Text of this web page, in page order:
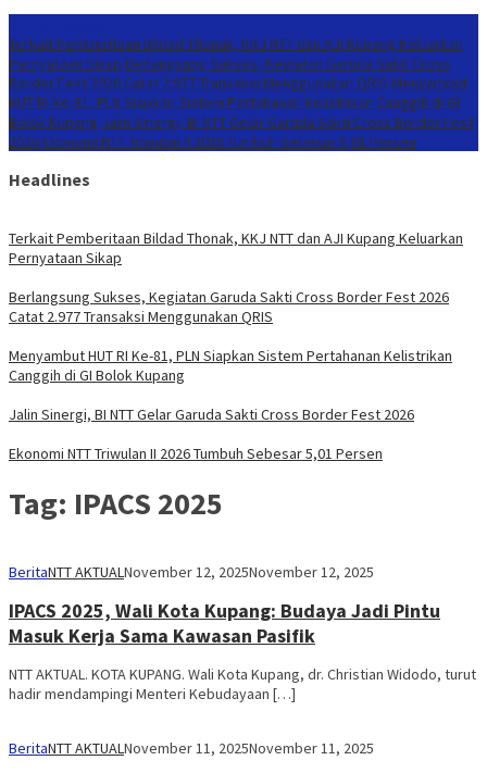
Terkait Pemberitaan Bildad Thonak, KKJ NTT dan AJI Kupang Keluarkan
Pernyataan Sikap Berlangsung Sukses, Kegiatan Garuda Sakti Cross
Border Fest 2026 Catat 2.977 Transaksi Menggunakan QRIS Menyambut
HUT RI Ke-81, PLN Siapkan Sistem Pertahanan Kelistrikan Canggih di GI
Bolok Kupang Jalin Sinergi, BI NTT Gelar Garuda Sakti Cross Border Fest
2026 Ekonomi NTT Triwulan II 2026 Tumbuh Sebesar 5,01 Persen
Headlines
Terkait Pemberitaan Bildad Thonak, KKJ NTT dan AJI Kupang Keluarkan
Pernyataan Sikap
Berlangsung Sukses, Kegiatan Garuda Sakti Cross Border Fest 2026
Catat 2.977 Transaksi Menggunakan QRIS
Menyambut HUT RI Ke-81, PLN Siapkan Sistem Pertahanan Kelistrikan
Canggih di GI Bolok Kupang
Jalin Sinergi, BI NTT Gelar Garuda Sakti Cross Border Fest 2026
Ekonomi NTT Triwulan II 2026 Tumbuh Sebesar 5,01 Persen
Tag: IPACS 2025
BeritaNTT AKTUALNovember 12, 2025November 12, 2025
IPACS 2025, Wali Kota Kupang: Budaya Jadi Pintu
Masuk Kerja Sama Kawasan Pasifik
NTT AKTUAL. KOTA KUPANG. Wali Kota Kupang, dr. Christian Widodo, turut
hadir mendampingi Menteri Kebudayaan […]
BeritaNTT AKTUALNovember 11, 2025November 11, 2025